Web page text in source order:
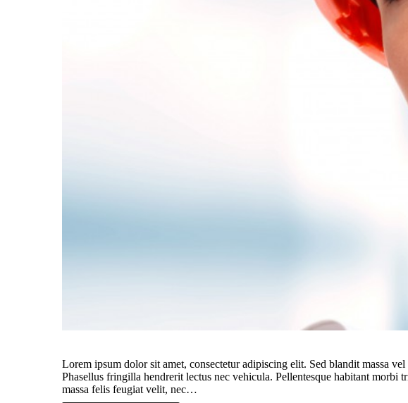
Lorem ipsum dolor sit amet, consectetur adipiscing elit. Sed blandit massa
Phasellus fringilla hendrerit lectus nec vehicula. Pellentesque habitant morbi
massa felis feugiat velit, nec…